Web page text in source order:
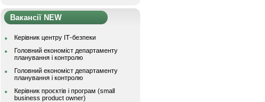
Вакансії NEW
Керівник центру ІТ-безпеки
Головний економіст департаменту
планування і контролю
Головний економіст департаменту
планування і контролю
Керівник проєктів і програм (small
business product owner)